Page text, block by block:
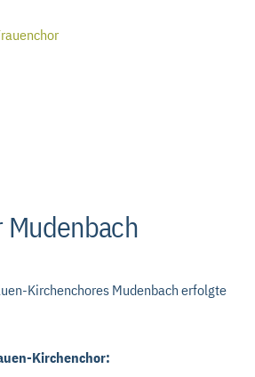
Mudenbach
Kirchenchores Mudenbach erfolgte
Kirchenchor: